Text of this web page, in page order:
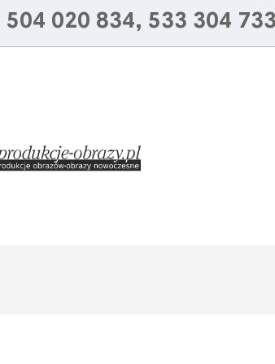
504 020 834, 533 304 733